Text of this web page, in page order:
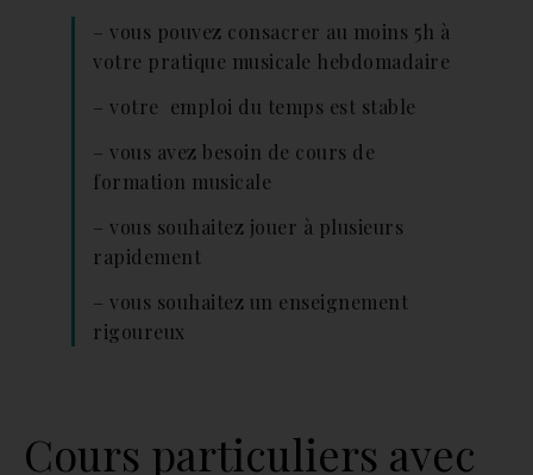
– vous pouvez consacrer au moins 5h à
votre pratique musicale hebdomadaire
– votre emploi du temps est stable
– vous avez besoin de cours de
formation musicale
– vous souhaitez jouer à plusieurs
rapidement
– vous souhaitez un enseignement
rigoureux
Cours particuliers avec